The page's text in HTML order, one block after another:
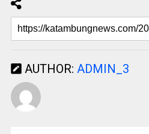
AUTHOR: ADMIN_3